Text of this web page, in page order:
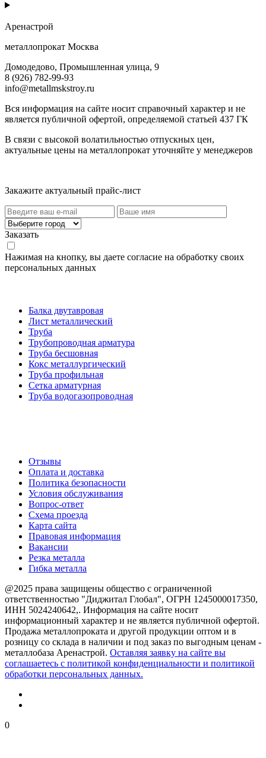
Аренастрой
металлопрокат Москва
Домодедово, Промышленная улица, 9
8 (926) 782-99-93
info@metallmskstroy.ru
Вся информация на сайте носит справочный характер и не
является публичной офертой, определяемой статьей 437 ГК
В связи с высокой волатильностью отпускных цен,
актуальные цены на металлопрокат уточняйте у менеджеров
Закажите актуальный прайс-лист
Заказать
Нажимая на кнопку, вы даете согласие на обработку своих
персональных данных
Балка двутавровая
Лист металлический
Труба
Трубопроводная арматура
Труба бесшовная
Кокс металлургический
Труба профильная
Cетка арматурная
Труба водогазопроводная
Отзывы
Оплата и доставка
Политика безопасности
Условия обслуживания
Вопрос-ответ
Схема проезда
Карта сайта
Правовая информация
Вакансии
Резка металла
Гибка металла
@2025 права защищены общество с ограниченной
ответственностью "Диджитал Глобал", ОГРН 1245000017350,
ИНН 5024240642,. Информация на сайте носит
информационный характер и не является публичной офертой.
Продажа металлопроката и другой продукции оптом и в
розницу со склада в наличии и под заказ по выгодным ценам -
металлобаза Аренастрой. Оставляя заявку на сайте вы
соглашаетесь с политикой конфиденциальности и политикой
обработки персональных данных.
0